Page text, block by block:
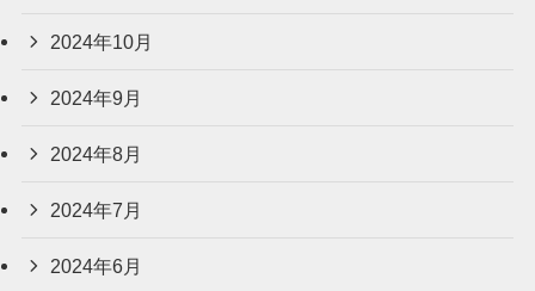
2024年10月
2024年9月
2024年8月
2024年7月
2024年6月